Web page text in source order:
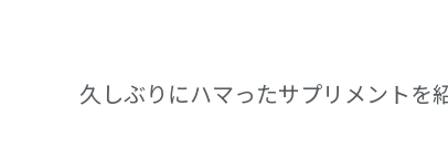
久しぶりにハマったサプリメントを